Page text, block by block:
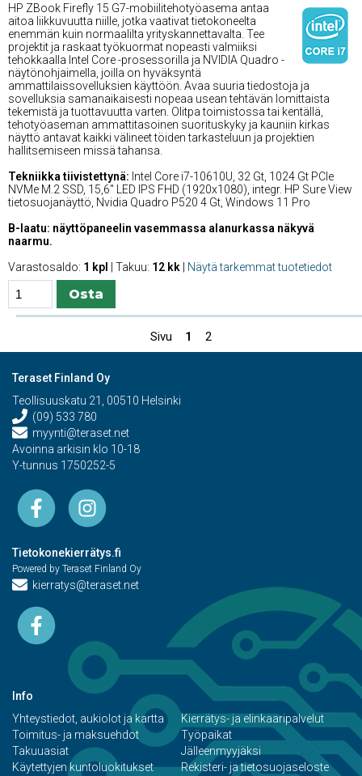
HP ZBook Firefly 15 G7-mobiilitehotyöasema antaa
aitoa liikkuvuutta niille, jotka vaativat tietokoneelta
enemmän kuin normaalilta yrityskannettavalta. Tee
projektit ja raskaat työkuormat nopeasti valmiiksi
tehokkaalla Intel Core -prosessorilla ja NVIDIA Quadro -
näytönohjaimella, joilla on hyväksyntä
ammattilaissovelluksien käyttöön. Avaa suuria tiedostoja ja
sovelluksia samanaikaisesti nopeaa usean tehtävän lomittaista
tekemistä ja tuottavuutta varten. Olitpa toimistossa tai kentällä,
tehotyöaseman ammattitasoinen suorituskyky ja kauniin kirkas
näyttö antavat kaikki välineet töiden tarkasteluun ja projektien
hallitsemiseen missä tahansa.
Tekniikka tiivistettynä: Intel Core i7-10610U, 32 Gt, 1024 Gt PCIe
NVMe M.2 SSD, 15,6'' LED IPS FHD (1920x1080), integr. HP Sure View
tietosuojanäyttö, Nvidia Quadro P520 4 Gt, Windows 11 Pro
B-laatu: näyttöpaneelin vasemmassa alanurkassa näkyvä
naarmu.
Varastosaldo: 1 kpl | Takuu: 12 kk Näytä tarkemmat tuotetiedot
Sivu 1 2
Teraset Finland Oy
Teollisuuskatu 21, 00510 Helsinki
(09) 533 780
myynti@teraset.net
Avoinna arkisin klo 10-18
Y-tunnus 1750252-5
Tietokonekierrätys.fi
Powered by Teraset Finland Oy
kierratys@teraset.net
Info
Yhteystiedot, aukiolot ja kartta
Toimitus- ja maksuehdot
Takuuasiat
Käytettyjen kuntoluokitukset
Kierrätys- ja elinkaaripalvelut
Työpaikat
Jälleenmyyjäksi
Rekisteri- ja tietosuojaseloste